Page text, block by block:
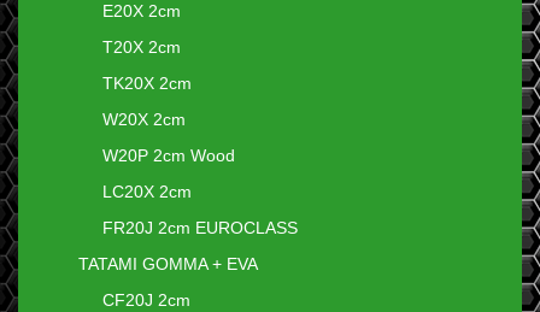
E20X 2cm
T20X 2cm
TK20X 2cm
W20X 2cm
W20P 2cm Wood
LC20X 2cm
FR20J 2cm EUROCLASS
TATAMI GOMMA + EVA
CF20J 2cm